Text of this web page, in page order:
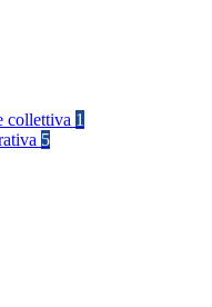
collettiva 1
5